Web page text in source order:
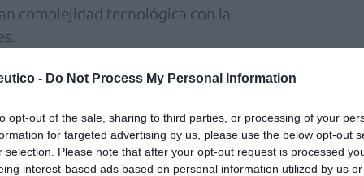
- Do Not Process My Personal Information
opt-out of the sale, sharing to third parties, or processing of your
for targeted advertising by us, please use the below opt-out
selection. Please note that after your opt-out request is processed
interest-based ads based on personal information utilized by us
complejidad tecnológica con la
general de Sanidad y Consumo,
valor de esta medida. «Pese a que España es
en la distribución de medicamentos,
más las garantías», dijo, y trasladó la